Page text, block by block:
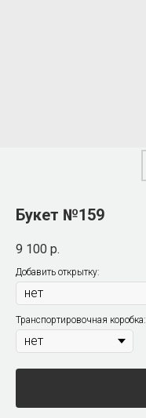
Букет №159
9 100 р.
Добавить открытку:
Транспортировочная коробка: